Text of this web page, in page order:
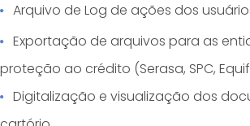
Arquivo de Log de ações dos
Exportação de arquivos para as
proteção ao crédito (Serasa, SPC,
Digitalização e visualização dos